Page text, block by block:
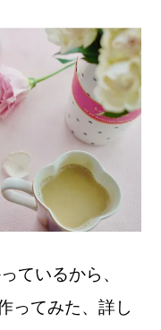
ているから、
ってみた、詳し